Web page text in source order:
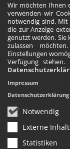
Wir möchten Ihnen
verwenden wir
notwendig sind.
die zur Anzeige
genutzt werden. Sie
zulassen
Einstellungen
Verfügung
Notwendig
Externe
Statistiken
Impressum
Datenschutzerklärung